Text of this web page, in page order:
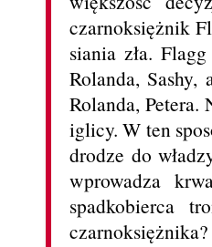
czarnoksiężnik
siania zła.
Rolanda,
Rolanda, Petera.
iglicy. W ten
drodze do
wprowadza
spadkobierca
czarnoksiężnika?